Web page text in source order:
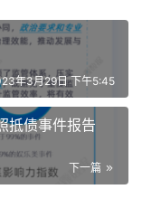
年3月29日 下午5:45
抵债事件报告
下一篇